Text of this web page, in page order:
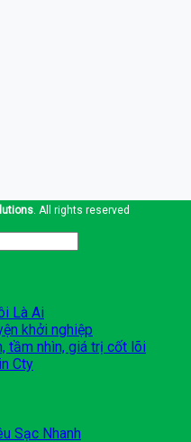
. All rights reserved
Là Ai
khởi nghiệp
tầm nhìn, giá trị cốt lõi
Cty
Sạc Nhanh